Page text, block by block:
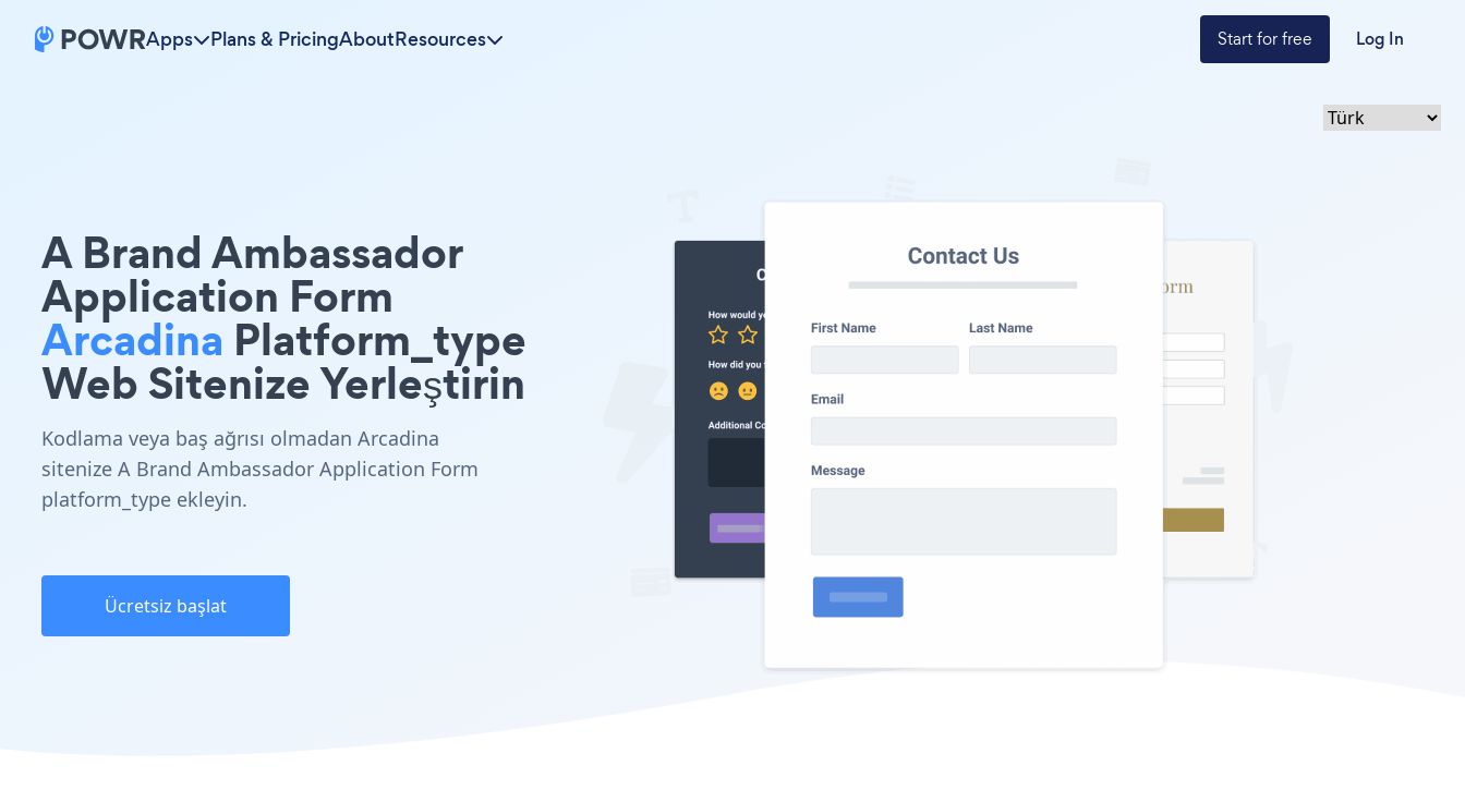
Apps Plans & PricingAboutResources Start for free Log In
A Brand Ambassador
Application Form
Arcadina Platform_type
Web Sitenize Yerleştirin
Kodlama veya baş ağrısı olmadan Arcadina
sitenize A Brand Ambassador Application Form
platform_type ekleyin.
Ücretsiz başlat